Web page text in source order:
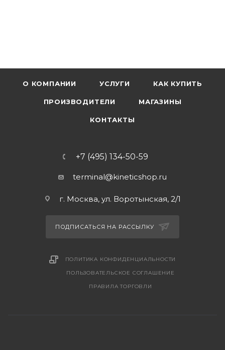
О КОМПАНИИ УСЛУГИ КАК КУПИТЬ
ПРОИЗВОДИТЕЛИ МАГАЗИНЫ
КОНТАКТЫ
+7 (495) 134-50-59
terminal@kineticshop.ru
г. Москва, ул. Воротынская, 2/1
ПОДПИСАТЬСЯ НА РАССЫЛКУ
ПОЛИТИКА КОНФИДЕНЦИАЛЬНОСТИ
ПОЛЬЗОВАТЕЛЬСКОЕ СОГЛАШЕНИЕ
ПРАВИЛА ТОРГОВЛИ